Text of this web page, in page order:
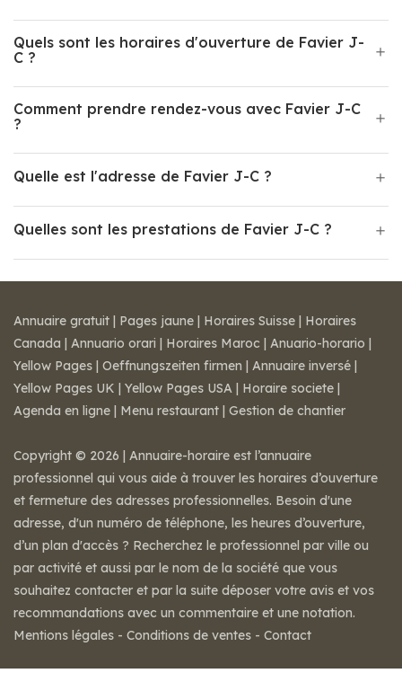
Quels sont les horaires d'ouverture de Favier J-
C ?
Comment prendre rendez-vous avec Favier J-C
?
Quelle est l'adresse de Favier J-C ?
Quelles sont les prestations de Favier J-C ?
Annuaire gratuit | Pages jaune | Horaires Suisse | Horaires
Canada | Annuario orari | Horaires Maroc | Anuario-horario |
Yellow Pages | Oeffnungszeiten firmen | Annuaire inversé |
Yellow Pages UK | Yellow Pages USA | Horaire societe |
Agenda en ligne | Menu restaurant | Gestion de chantier
Copyright © 2026 | Annuaire-horaire est l’annuaire
professionnel qui vous aide à trouver les horaires d’ouverture
et fermeture des adresses professionnelles. Besoin d'une
adresse, d'un numéro de téléphone, les heures d’ouverture,
d’un plan d'accès ? Recherchez le professionnel par ville ou
par activité et aussi par le nom de la société que vous
souhaitez contacter et par la suite déposer votre avis et vos
recommandations avec un commentaire et une notation.
Mentions légales - Conditions de ventes - Contact